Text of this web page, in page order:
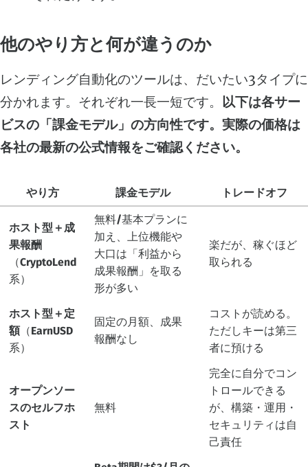
他のやり方と何が違うのか
レンディング自動化のツールは、だいたい3タイプに
分かれます。それぞれ一長一短です。 以下は各サー
ビスの「課金モデル」の方向性です。実際の価格は
各社の最新の公式情報をご確認ください。
やり方 課金モデル トレードオフ
ホスト型＋成
果報酬
（CryptoLend
系）
無料/基本プランに
加え、上位機能や
大口は「利益から
成果報酬」を取る
形が多い
楽だが、稼ぐほど
取られる
ホスト型＋定
額（EarnUSD
系）
固定の月額、成果
報酬なし
コストが読める。
ただしキーは第三
者に預ける
オープンソー
スのセルフホ
スト
無料
完全に自分でコン
トロールできる
が、構築・運用・
セキュリティは自
己責任